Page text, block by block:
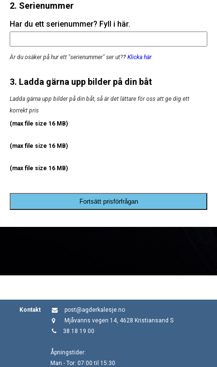
2. Serienummer
Har du ett serienummer? Fyll i här.
Är du osäker på hur ett "serienummer" ser ut?? Klicka här
3. Ladda gärna upp bilder på din båt
Ladda gärna upp bilder på din båt, så är det lättare för oss att ge dig ett
korrekt pris
(max file size 16 MB)
(max file size 16 MB)
(max file size 16 MB)
Fortsätt prisförfrågan
Kontakt
post@agderkalesje.no
Mjåvanns vegen 14, 4628 Kristiansand S
38 18 19 00
Åpningstider:
Man - Tor: 07:00 til 15:30